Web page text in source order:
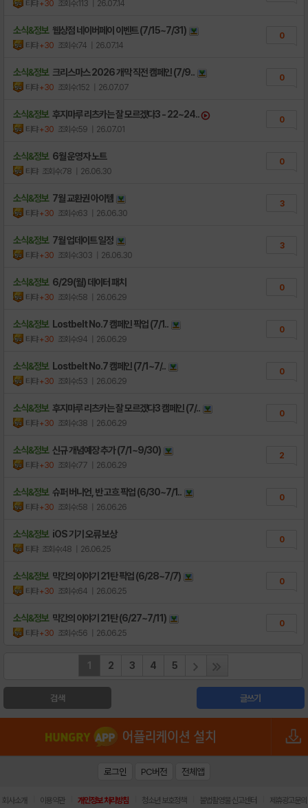
티탸+30 조회수:113 | 26.07.14
소식&정보 웹상점 네이버페이 이벤트 (7/15~7/31)
티탸+30 조회수:74 | 26.07.14
0
소식&정보 크리스마스 2026 개막 직전 캠페인 (7/9..
티탸+30 조회수:152 | 26.07.07
0
소식&정보 후지마루 리츠카는 잘 모르겠다3 - 22~24..
티탸+30 조회수:59 | 26.07.01
0
소식&정보 6월 운영자 노트
티탸 조회수:78 | 26.06.30
0
소식&정보 7월 교환권 아이템
티탸+30 조회수:63 | 26.06.30
3
소식&정보 7월 업데이트 일정
티탸+30 조회수:303 | 26.06.30
3
소식&정보 6/29(월) 데이터 패치
티탸+30 조회수:58 | 26.06.29
0
소식&정보 Lostbelt No.7 캠페인 픽업 (7/1..
티탸+30 조회수:94 | 26.06.29
0
소식&정보 Lostbelt No.7 캠페인 (7/1~7/..
티탸+30 조회수:53 | 26.06.29
0
소식&정보 후지마루 리츠카는 잘 모르겠다3 캠페인 (7/..
티탸+30 조회수:38 | 26.06.29
0
소식&정보 신규 개념예장 추가 (7/1~9/30)
티탸+30 조회수:77 | 26.06.29
2
소식&정보 슈퍼 버니언, 반 고흐 픽업 (6/30~7/1..
티탸+30 조회수:58 | 26.06.26
0
소식&정보 iOS 기기 오류 보상
티탸 조회수:48 | 26.06.25
0
소식&정보 막간의 이야기 21탄 픽업 (6/28~7/7)
티탸+30 조회수:64 | 26.06.25
0
소식&정보 막간의 이야기 21탄 (6/27~7/11)
티탸+30 조회수:56 | 26.06.25
0
1 2 3 4 5
검색 글쓰기
로그인 PC버전 전체앱
회사소개 이용약관 개인정보 처리방침 청소년 보호정책 불법촬영물 신고센터 제휴광고문의